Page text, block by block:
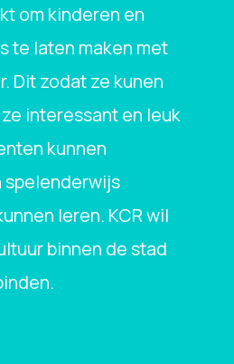
om kinderen en
te laten maken met
Dit zodat ze kunen
interessant en leuk
kunnen
spelenderwijs
leren. KCR wil
binnen de stad